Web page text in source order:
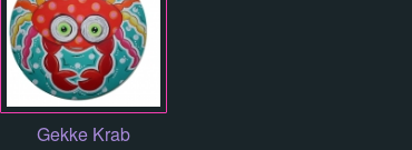
Gekke Krab